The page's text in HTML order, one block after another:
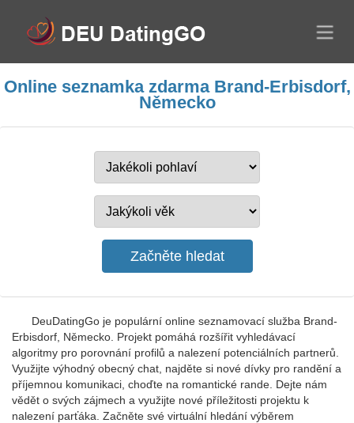
Online seznamka zdarma Brand-Erbisdorf,
Německo
DeuDatingGo je populární online seznamovací služba Brand-
Erbisdorf, Německo. Projekt pomáhá rozšířit vyhledávací
algoritmy pro porovnání profilů a nalezení potenciálních partnerů.
Využijte výhodný obecný chat, najděte si nové dívky pro randění a
příjemnou komunikaci, choďte na romantické rande. Dejte nám
vědět o svých zájmech a využijte nové příležitosti projektu k
nalezení parťáka. Začněte své virtuální hledání výběrem